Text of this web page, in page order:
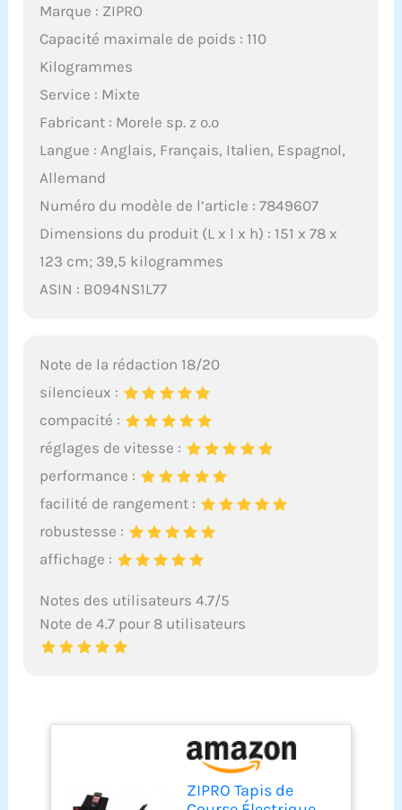
Marque : ZIPRO
Capacité maximale de poids : 110
Kilogrammes
Service : Mixte
Fabricant : Morele sp. z o.o
Langue : Anglais, Français, Italien, Espagnol,
Allemand
Numéro du modèle de l’article : 7849607
Dimensions du produit (L x l x h) : 151 x 78 x
123 cm; 39,5 kilogrammes
ASIN : B094NS1L77
Note de la rédaction 18/20
silencieux :
compacité :
réglages de vitesse :
performance :
facilité de rangement :
robustesse :
affichage :
Notes des utilisateurs 4.7/5
Note de 4.7 pour 8 utilisateurs
ZIPRO Tapis de